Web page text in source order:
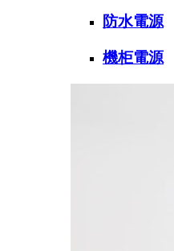
防水電源
機柜電源